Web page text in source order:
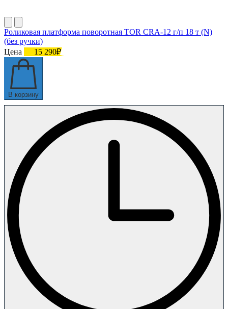
Роликовая платформа поворотная TOR CRA-12 г/п 18 т (N)
(без ручки)
Цена
15 290₽
В корзину